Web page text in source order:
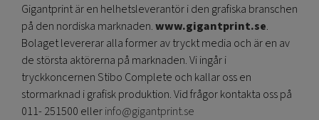
Gigantprint är en helhetsleverantör i den grafiska branschen
på den nordiska marknaden.www.gigantprint.se.
Bolaget levererar alla former av tryckt media och är en av
de största aktörerna på marknaden. Vi ingår i
tryckkoncernen Stibo Complete och kallar oss en
stormarknad i grafisk produktion. Vid frågor kontakta oss på
011- 251500 ellerinfo@gigantprint.se